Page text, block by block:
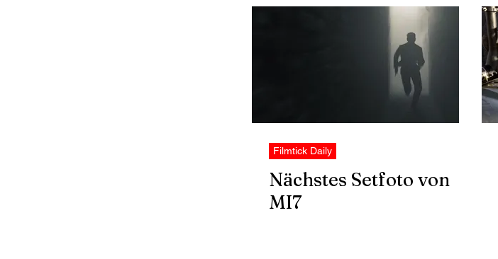
Filmtick Daily
Nächstes Setfoto von
MI7